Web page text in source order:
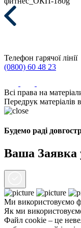
Телефон гарячої лінії
(0800) 60 48 23
Всі права на
Передрук матеріалів
Будемо раді
Ваша Заявка
Ми використовуємо
Як ми
Файл cookie – це